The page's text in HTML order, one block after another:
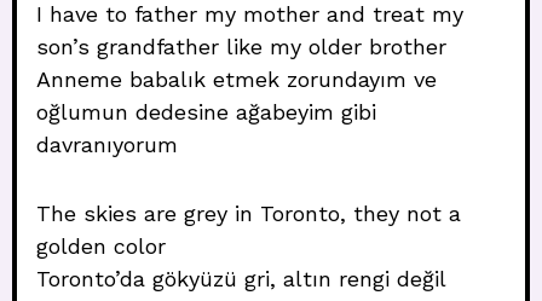
I have to father my mother and treat my
son’s grandfather like my older brother
Anneme babalık etmek zorundayım ve
oğlumun dedesine ağabeyim gibi
davranıyorum
The skies are grey in Toronto, they not a
golden color
Toronto’da gökyüzü gri, altın rengi değil